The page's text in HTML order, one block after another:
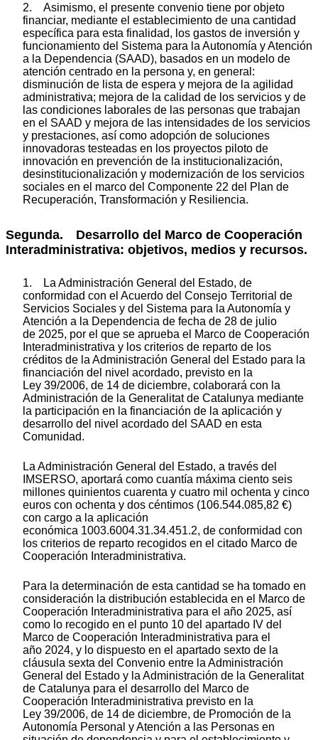
2. Asimismo, el presente convenio tiene por objeto
financiar, mediante el establecimiento de una cantidad
específica para esta finalidad, los gastos de inversión y
funcionamiento del Sistema para la Autonomía y Atención
a la Dependencia (SAAD), basados en un modelo de
atención centrado en la persona y, en general:
disminución de lista de espera y mejora de la agilidad
administrativa; mejora de la calidad de los servicios y de
las condiciones laborales de las personas que trabajan
en el SAAD y mejora de las intensidades de los servicios
y prestaciones, así como adopción de soluciones
innovadoras testeadas en los proyectos piloto de
innovación en prevención de la institucionalización,
desinstitucionalización y modernización de los servicios
sociales en el marco del Componente 22 del Plan de
Recuperación, Transformación y Resiliencia.
Segunda. Desarrollo del Marco de Cooperación
Interadministrativa: objetivos, medios y recursos.
1. La Administración General del Estado, de
conformidad con el Acuerdo del Consejo Territorial de
Servicios Sociales y del Sistema para la Autonomía y
Atención a la Dependencia de fecha de 28 de julio
de 2025, por el que se aprueba el Marco de Cooperación
Interadministrativa y los criterios de reparto de los
créditos de la Administración General del Estado para la
financiación del nivel acordado, previsto en la
Ley 39/2006, de 14 de diciembre, colaborará con la
Administración de la Generalitat de Catalunya mediante
la participación en la financiación de la aplicación y
desarrollo del nivel acordado del SAAD en esta
Comunidad.
La Administración General del Estado, a través del
IMSERSO, aportará como cuantía máxima ciento seis
millones quinientos cuarenta y cuatro mil ochenta y cinco
euros con ochenta y dos céntimos (106.544.085,82 €)
con cargo a la aplicación
económica 1003.6004.31.34.451.2, de conformidad con
los criterios de reparto recogidos en el citado Marco de
Cooperación Interadministrativa.
Para la determinación de esta cantidad se ha tomado en
consideración la distribución establecida en el Marco de
Cooperación Interadministrativa para el año 2025, así
como lo recogido en el punto 10 del apartado IV del
Marco de Cooperación Interadministrativa para el
año 2024, y lo dispuesto en el apartado sexto de la
cláusula sexta del Convenio entre la Administración
General del Estado y la Administración de la Generalitat
de Catalunya para el desarrollo del Marco de
Cooperación Interadministrativa previsto en la
Ley 39/2006, de 14 de diciembre, de Promoción de la
Autonomía Personal y Atención a las Personas en